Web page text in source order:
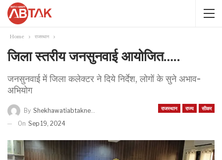
Home राजस्थान
जिला स्तरीय जनसुनवाई आयोजित…..
जनसुनवाई में जिला कलेक्टर ने दिये निर्देश, लोगों के सुने अभाव-
अभियोग
राजस्थान राज्य सीकर
By Shekhawatiabtaknews
On Sep 19, 2024